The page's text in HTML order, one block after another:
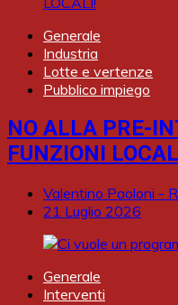
Generale
Industria
Lotte e vertenze
Pubblico impiego
NO ALLA PRE-
FUNZIONI
Valentino Paoloni -
21 Luglio 2026
Generale
Interventi